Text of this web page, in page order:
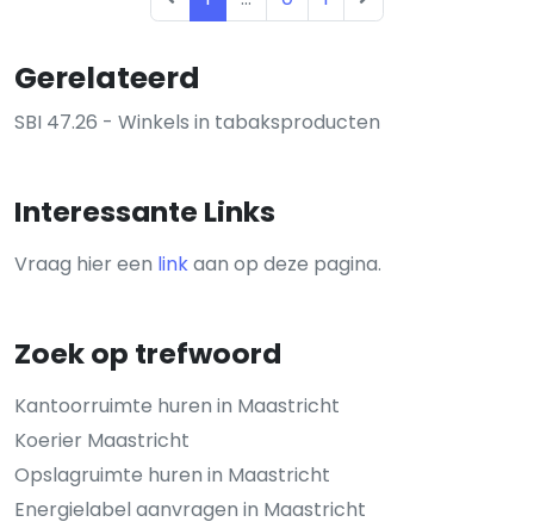
Gerelateerd
SBI 47.26 - Winkels in tabaksproducten
Interessante Links
Vraag hier een linkaan op deze pagina.
Zoek op trefwoord
Kantoorruimte huren in Maastricht
Koerier Maastricht
Opslagruimte huren in Maastricht
Energielabel aanvragen in Maastricht